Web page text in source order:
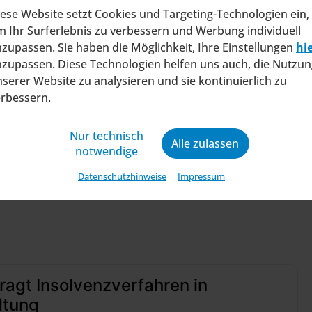
Website setzt Cookies und Targeting-Technologien ein,
Ihr Surferlebnis zu verbessern und Werbung individuell
Sie haben die Möglichkeit, Ihre Einstellungen
Diese Technologien helfen uns auch, die
Website zu analysieren und sie kontinuierlich zu
Nur technisch
notwendige
Alle zulassen
Datenschutzhinweise Impressum
schneller, effizienter und zugleich
Infrastruktur und schafft die Grundlage für
und eine zukunftsorientierte
Insolvenzverfahren in